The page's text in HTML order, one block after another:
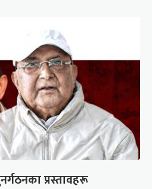
प्रस्तावहरू